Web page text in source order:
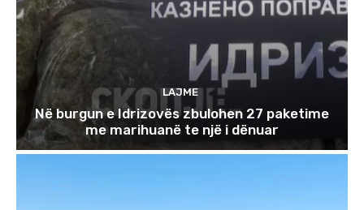
LAJME
Në burgun e Idrizovës zbulohen 27 paketime
me marihuanë te një i dënuar